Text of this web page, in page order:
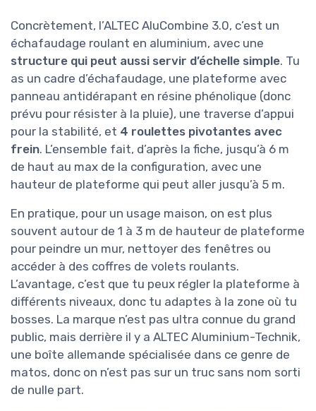
Concrètement, l’ALTEC AluCombine 3.0, c’est un
échafaudage roulant en aluminium, avec une
structure qui peut aussi servir d’échelle simple. Tu
as un cadre d’échafaudage, une plateforme avec
panneau antidérapant en résine phénolique (donc
prévu pour résister à la pluie), une traverse d’appui
pour la stabilité, et 4 roulettes pivotantes avec
frein. L’ensemble fait, d’après la fiche, jusqu’à 6 m
de haut au max de la configuration, avec une
hauteur de plateforme qui peut aller jusqu’à 5 m.
En pratique, pour un usage maison, on est plus
souvent autour de 1 à 3 m de hauteur de plateforme
pour peindre un mur, nettoyer des fenêtres ou
accéder à des coffres de volets roulants.
L’avantage, c’est que tu peux régler la plateforme à
différents niveaux, donc tu adaptes à la zone où tu
bosses. La marque n’est pas ultra connue du grand
public, mais derrière il y a ALTEC Aluminium-Technik,
une boîte allemande spécialisée dans ce genre de
matos, donc on n’est pas sur un truc sans nom sorti
de nulle part.